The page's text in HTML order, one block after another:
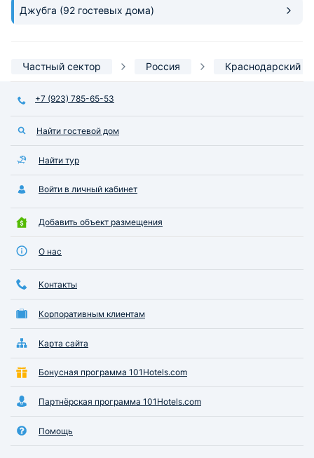
Джубга (92 гостевых дома)
Частный сектор Россия Краснодарский
+7 (923) 785-65-53
Найти гостевой дом
Найти тур
Войти в личный кабинет
Добавить объект размещения
О нас
Контакты
Корпоративным клиентам
Карта сайта
Бонусная программа 101Hotels.com
Партнёрская программа 101Hotels.com
Помощь